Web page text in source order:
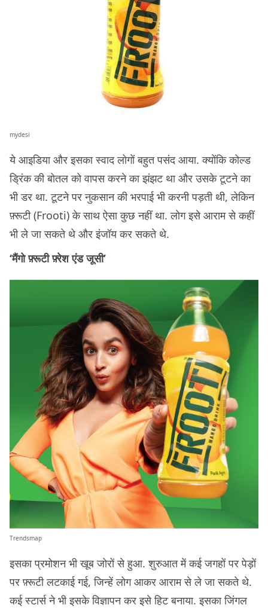
mydesi
ये आइडिया और इसका स्वाद लोगों बहुत पसंद आया. क्योंकि कोल्ड
ड्रिंक की बोतल को वापस करने का झंझट था और उसके टूटने का
भी डर था. टूटने पर नुकसान की भरपाई भी करनी पड़ती थी, लेकिन
फ़्रूटी (Frooti) के साथ ऐसा कुछ नहीं था. लोग इसे आराम से कहीं
भी ले जा सकते थे और इंजॉय कर सकते थे.
‘मैंगो फ़्रूटी फ़्रेश एंड जूसी’
Trendsmap
इसका प्रमोशन भी खूब जोरों से हुआ. शुरुआत में कई जगहों पर पेड़ों
पर फ़्रूटी लटकाई गई, जिन्हें लोग आकर आराम से ले जा सकते थे.
कई स्टार्स ने भी इसके विज्ञापन कर इसे हिट बनाया. इसका जिंगल